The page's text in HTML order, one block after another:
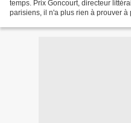
temps. Prix Goncourt, directeur
parisiens, il n'a plus rien à prouver